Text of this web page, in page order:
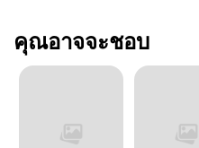
คุณอาจจะชอบ